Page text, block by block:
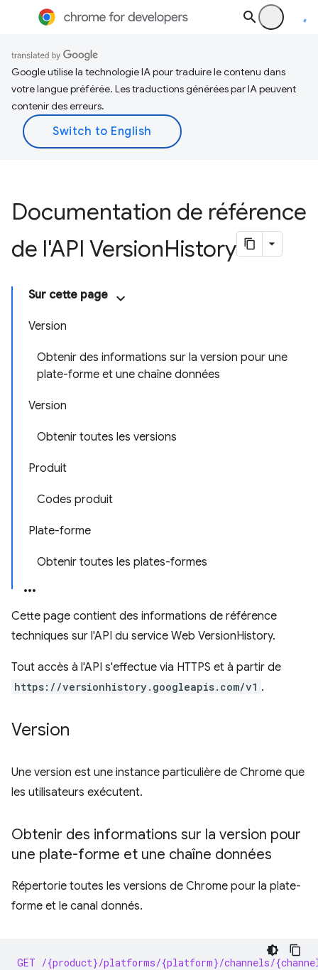
Google utilise la technologie IA pour traduire le contenu dans
votre langue préférée. Les traductions générées par IA peuvent
contenir des erreurs.
Documentation de référence
de l'API VersionHistory
Sur cette page
Version
Obtenir des informations sur la version pour une
plate-forme et une chaîne données
Version
Obtenir toutes les versions
Produit
Codes produit
Plate-forme
Obtenir toutes les plates-formes
Cette page contient des informations de référence
techniques sur l'API du service Web VersionHistory.
Tout accès à l'API s'effectue via HTTPS et à partir de
https://versionhistory.googleapis.com/v1 .
Version
Une version est une instance particulière de Chrome que
les utilisateurs exécutent.
Obtenir des informations sur la version pour
une plate-forme et une chaîne données
Répertorie toutes les versions de Chrome pour la plate-
forme et le canal donnés.
GET /{product}/platforms/{platform}/channels/